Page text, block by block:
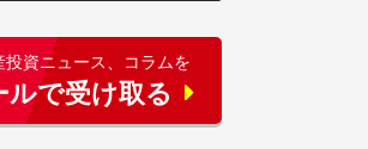
投資ニュース、コラムを
ルで受け取る